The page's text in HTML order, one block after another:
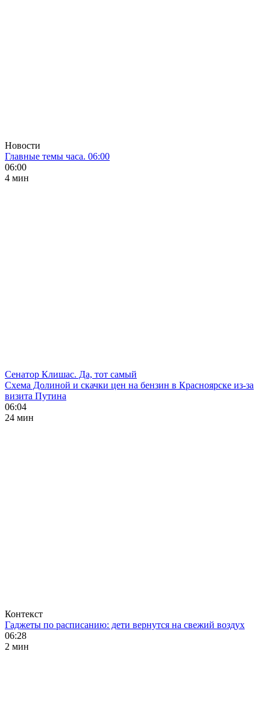
Новости
Главные темы часа. 06:00
06:00
4 мин
Сенатор Клишас. Да, тот самый
Схема Долиной и скачки цен на бензин в Красноярске из-за
визита Путина
06:04
24 мин
Контекст
Гаджеты по расписанию: дети вернутся на свежий воздух
06:28
2 мин